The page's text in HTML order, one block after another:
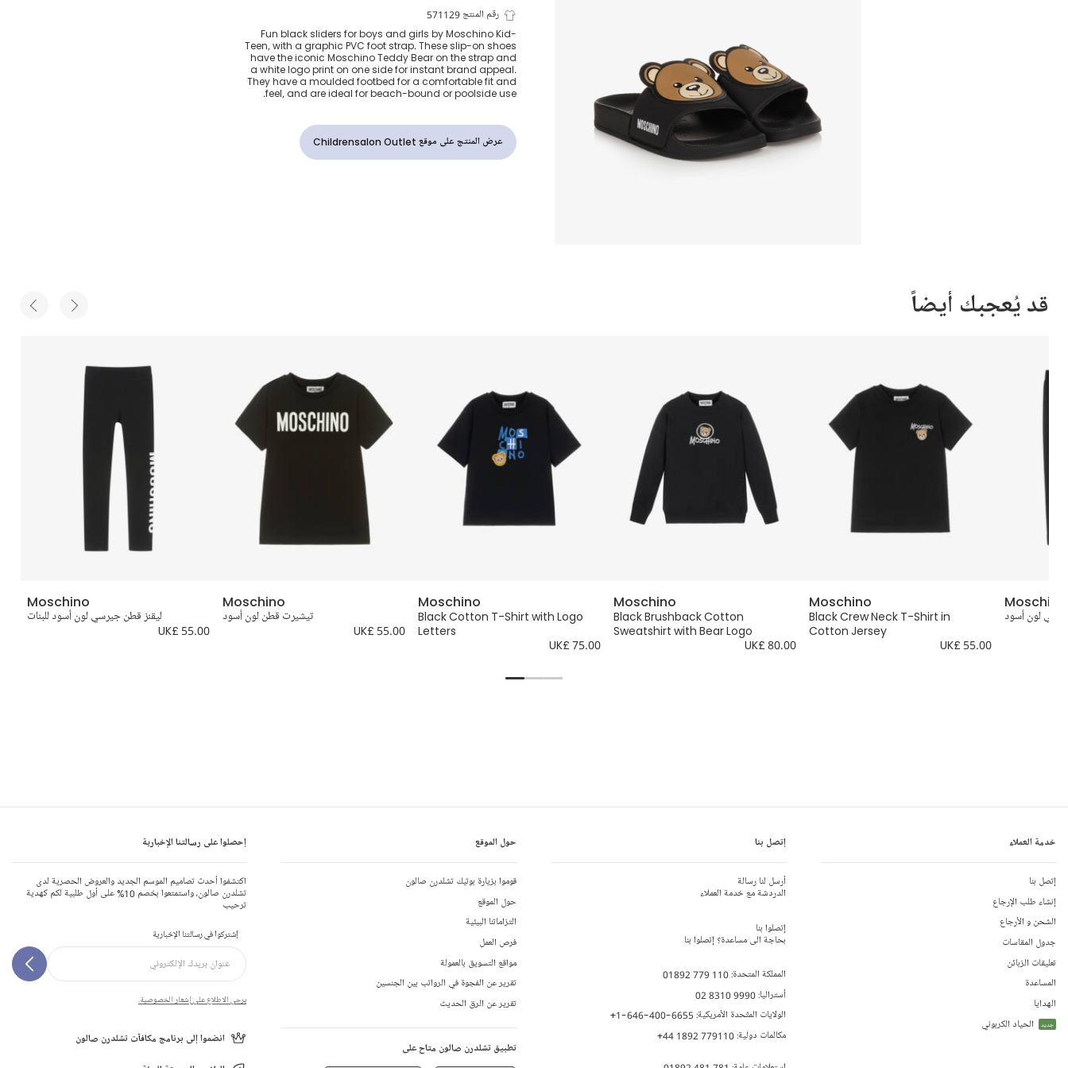
شبشب سلايدر بتصميم
دب تيدي لون أسود
رقم المنتج 571129
Fun black sliders for boys and girls by Moschino Kid-
Teen, with a graphic PVC foot strap. These slip-on shoes
have the iconic Moschino Teddy Bear on the strap and
a white logo print on one side for instant brand appeal.
They have a moulded footbed for a comfortable fit and
feel, and are ideal for beach-bound or poolside use.
عرض المنتج على موقع Childrensalon Outlet
قد يُعجبك أيضاً
Moschino
ليقنز قطن جيرسي لون أسود للبنات
UK£ 55.00
Moschino
تيشيرت قطن لون أسود
UK£ 55.00
Moschino
Black Cotton T-Shirt with Logo
Letters
UK£ 75.00
Moschino
Black Brushback Cotton
Sweatshirt with Bear Logo
UK£ 80.00
Moschino
Black Crew Neck T-Shirt in
Cotton Jersey
UK£ 55.00
Moschino
لون أسود
خدمة العملاء
إتصل بنا
إنشاء طلب الإرجاع
الشحن و الأرجاع
جدول المقاسات
تعليقات الزبائن
المساعدة
الهدايا
جديد الحياد الكربوني
إتصل بنا
أرسل لنا رسالة
الدردشة مع خدمة العملاء
إتصلوا بنا
بحاجة الى مساعدة؟ إتصلوا بنا
المملكة المتحدة:01892 779 110
أستراليا:02 8310 9990
الولايات المتّحدة الأمريكية: +1-646-400-6655
مكالمات دولية:+44 1892 779110
حول الموقع
قوموا بزيارة بوتيك تشلدرن صالون
حول الموقع
التزاماتنا البيئية
فرص العمل
مواقع التسويق بالعمولة
تقرير عن الفجوة في الرواتب بين الجنسين
تقرير عن الرق الحديث
تطبيق تشلدرن صالون متاح على
إحصلوا على رسالتنا الإخبارية
اكتشفوا أحدث تصاميم الموسم الجديد والعروض الحصرية لدى
تشلدرن صالون، واستمتعوا بخصم 10% على أول طلبية لكم كهدية
ترحيب
إشتركوا في رسالتنا الإخبارية
يرجى الاطلاع على إشعار الخصوصية.
انضموا إلى برنامج مكافآت تشلدرن صالون